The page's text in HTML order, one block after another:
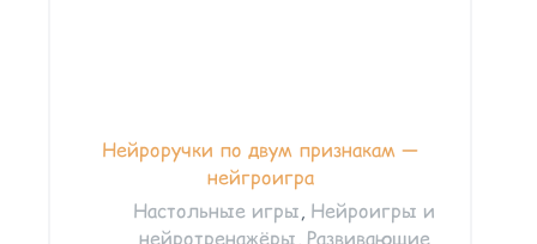
Нейроручки по двум признакам —
нейгроигра
Настольные игры Нейроигры и
нейротренажёры Развивающие